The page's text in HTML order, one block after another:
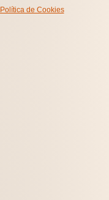
Política de Cookies